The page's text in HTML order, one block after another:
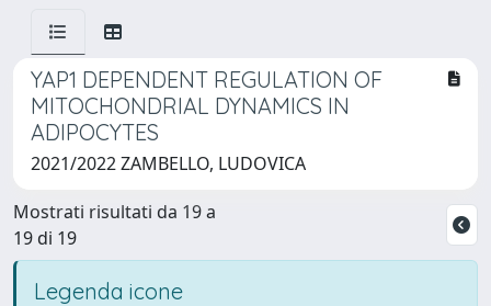
YAP1 DEPENDENT REGULATION OF
MITOCHONDRIAL DYNAMICS IN
ADIPOCYTES
2021/2022 ZAMBELLO, LUDOVICA
Mostrati risultati da 19 a
19 di 19
Legenda icone